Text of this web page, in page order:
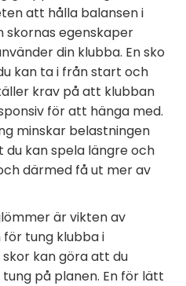
att hålla balansen i
skornas egenskaper
din klubba. En sko
kan ta i från start och
krav på att klubban
för att hänga med.
minskar belastningen
kan spela längre och
därmed få ut mer av
är vikten av
för tung klubba i
kan göra att du
på planen. En för lätt